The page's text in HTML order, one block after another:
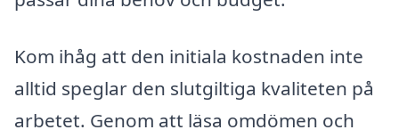
Kom ihåg att den initiala kostnaden inte
alltid speglar den slutgiltiga kvaliteten på
arbetet. Genom att läsa omdömen och